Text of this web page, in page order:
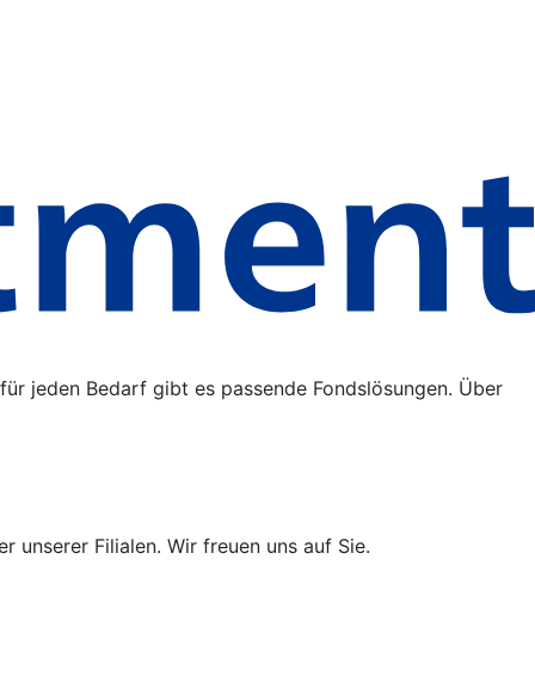
jeden Bedarf gibt es passende Fondslösungen. Über
unserer Filialen. Wir freuen uns auf Sie.